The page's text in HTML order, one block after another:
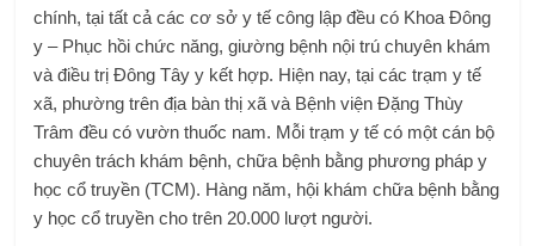
chính, tại tất cả các cơ sở y tế công lập đều có Khoa Đông
y – Phục hồi chức năng, giường bệnh nội trú chuyên khám
và điều trị Đông Tây y kết hợp. Hiện nay, tại các trạm y tế
xã, phường trên địa bàn thị xã và Bệnh viện Đặng Thùy
Trâm đều có vườn thuốc nam. Mỗi trạm y tế có một cán bộ
chuyên trách khám bệnh, chữa bệnh bằng phương pháp y
học cổ truyền (TCM). Hàng năm, hội khám chữa bệnh bằng
y học cổ truyền cho trên 20.000 lượt người.